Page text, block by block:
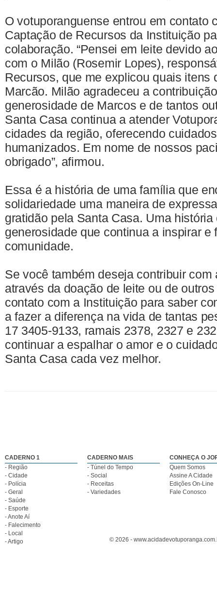
O votuporanguense entrou em contato
Captação de Recursos da Instituição
colaboração. “Pensei em leite devido
com o Milão (Rosemir Lopes),
Recursos, que me explicou quais itens
Marcão. Milão agradeceu a
generosidade de Marcos e de tantos
Santa Casa continua a atender
cidades da região, oferecendo
humanizados. Em nome de nossos
obrigado”, afirmou.
Essa é a história de uma família que
solidariedade uma maneira de
gratidão pela Santa Casa. Uma
generosidade que continua a inspirar e
comunidade.
Se você também deseja contribuir com
através da doação de leite ou de
contato com a Instituição para saber
a fazer a diferença na vida de tantas
17 3405-9133, ramais 2378, 2327 e
continuar a espalhar o amor e o
Santa Casa cada vez melhor.
CADERNO 1
- Região
- Cidade
- Polícia
- Geral
- Saúde
- Esporte
- Anote Aí
- Falecimento
- Local
- Artigo
CADERNO MAIS
- Túnel do Tempo
- Social
- Receitas
- Variedades
CONHEÇA O
Quem Somos
Assine A Cidade
Edições On-Line
Fale Conosco
© 2026 -